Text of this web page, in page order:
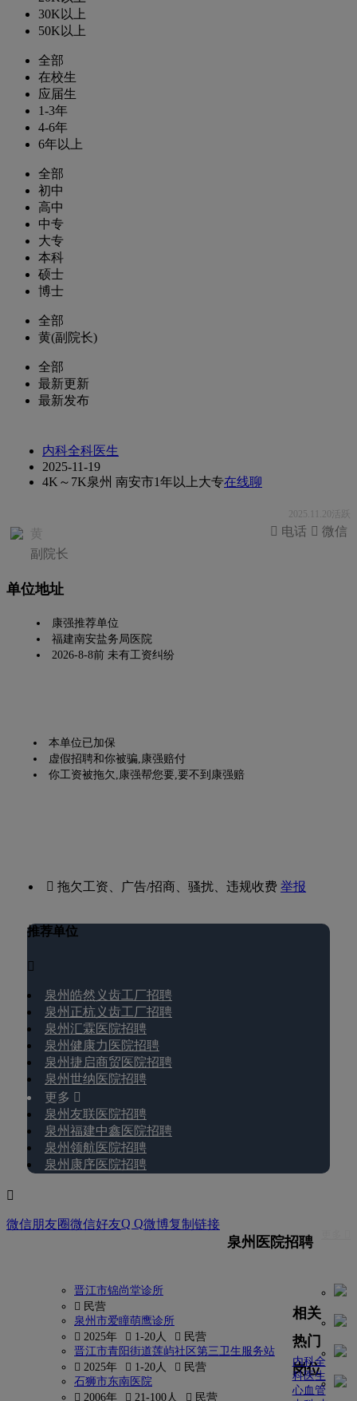
30K以上
50K以上
全部
在校生
应届生
1-3年
4-6年
6年以上
全部
初中
高中
中专
大专
本科
硕士
博士
全部
黄(副院长)
全部
最新更新
最新发布
内科全科医生
2025-11-19
4K～7K泉州 南安市1年以上大专在线聊
2025.11.20活跃
黄
副院长
 微信
 电话
单位地址
康强推荐单位
福建南安盐务局医院
2026-8-8前 未有工资纠纷
本单位已加保
虚假招聘和你被骗,康强赔付
你工资被拖欠,康强帮您要,要不到康强赔
 拖欠工资、广告/招商、骚扰、违规收费举报
推荐单位

泉州皓然义齿工厂招聘
泉州正杭义齿工厂招聘
泉州汇霖医院招聘
泉州健康力医院招聘
泉州捷启商贸医院招聘
泉州世纳医院招聘
更多 
泉州友联医院招聘
泉州福建中鑫医院招聘
泉州领航医院招聘
泉州康序医院招聘

微信朋友圈微信好友Q Q微博复制链接
泉州医院招聘
晋江市锦尚堂诊所
 民营
泉州市爱瞳萌鹰诊所
 2025年
 1-20人
 民营
晋江市青阳街道莲屿社区第三卫生服务站
 2025年
 1-20人
 民营
石狮市东南医院
 2006年
 21-100人
 民营
相关
热门
岗位
内科全
科医生
心血管